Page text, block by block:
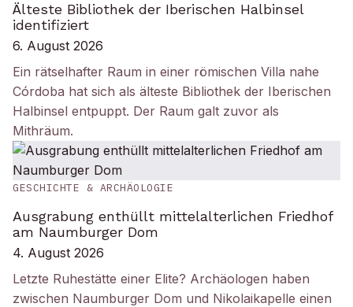
Älteste Bibliothek der Iberischen Halbinsel
identifiziert
6. August 2026
Ein rätselhafter Raum in einer römischen Villa nahe
Córdoba hat sich als älteste Bibliothek der Iberischen
Halbinsel entpuppt. Der Raum galt zuvor als
Mithräum.
GESCHICHTE & ARCHÄOLOGIE
Ausgrabung enthüllt mittelalterlichen Friedhof
am Naumburger Dom
4. August 2026
Letzte Ruhestätte einer Elite? Archäologen haben
zwischen Naumburger Dom und Nikolaikapelle einen